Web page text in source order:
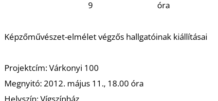
9 óra
Képzőművészet-elmélet végzős hallgatóinak kiállításai
Projektcím: Várkonyi 100
Megnyitó: 2012. május 11., 18.00 óra